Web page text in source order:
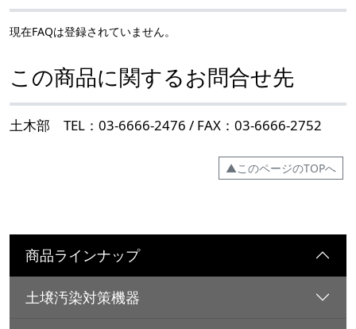
現在FAQは登録されていません。
この商品に関するお問合せ先
土木部 TEL：03-6666-2476 / FAX：03-6666-2752
▲このページのTOPへ
商品ラインナップ
土壌汚染対策機器